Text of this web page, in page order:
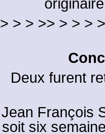
> > > >> > > >
Deux furent
Jean François
soit six